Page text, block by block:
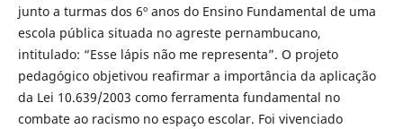
junto a turmas dos 6º anos do Ensino Fundamental de uma
escola pública situada no agreste pernambucano,
intitulado: “Esse lápis não me representa”. O projeto
pedagógico objetivou reafirmar a importância da aplicação
da Lei 10.639/2003 como ferramenta fundamental no
combate ao racismo no espaço escolar. Foi vivenciado